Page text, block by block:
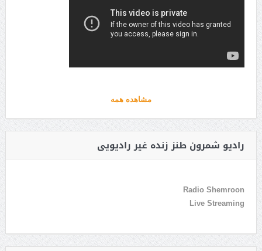
مشاهده همه
رادیو شمرون طنز زنده غیر رادیویی
Radio Shemroon
Live Streaming